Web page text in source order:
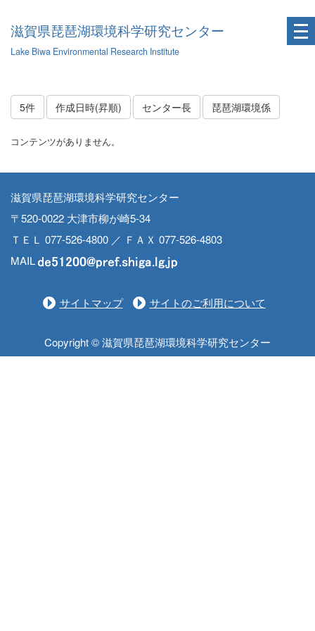
滋賀県琵琶湖環境科学研究センター
Lake Biwa Environmental Research Institute
5件 作成日時(昇順) センター長 琵琶湖環境係
コンテンツがありません。
滋賀県琵琶湖環境科学研究センター
〒520-0022 大津市柳が崎5-34
ＴＥＬ 077-526-4800 ／ ＦＡＸ 077-526-4803
MAIL
サイトマップ サイトのご利用について
Copyright © 滋賀県琵琶湖環境科学研究センター